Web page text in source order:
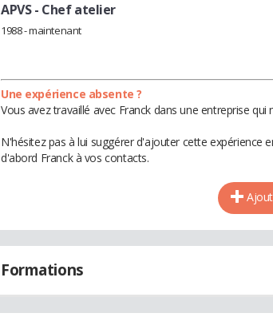
APVS- Chef atelier
1988 - maintenant
Une expérience absente ?
Vous avez travaillé avec Franck dans une entreprise
N'hésitez pas à lui suggérer d'ajouter cette expérience
d'abord Franck à vos contacts.
Formations